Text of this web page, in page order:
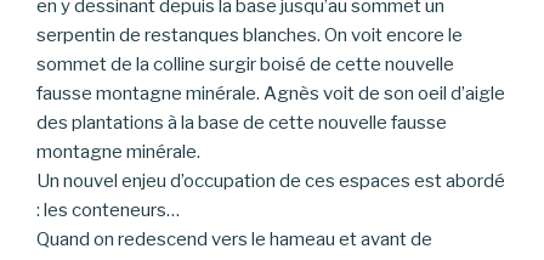
en y dessinant depuis la base jusqu’au sommet un
serpentin de restanques blanches. On voit encore le
sommet de la colline surgir boisé de cette nouvelle
fausse montagne minérale. Agnès voit de son oeil d’aigle
des plantations à la base de cette nouvelle fausse
montagne minérale.
Un nouvel enjeu d’occupation de ces espaces est abordé
: les conteneurs…
Quand on redescend vers le hameau et avant de